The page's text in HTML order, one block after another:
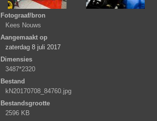
Fotograaf/bron
Kees Nouws
Aangemaakt op
zaterdag 8 juli 2017
Dimensies
3487*2320
Bestand
kN20170708_84760.jpg
Bestandsgrootte
2596 KB